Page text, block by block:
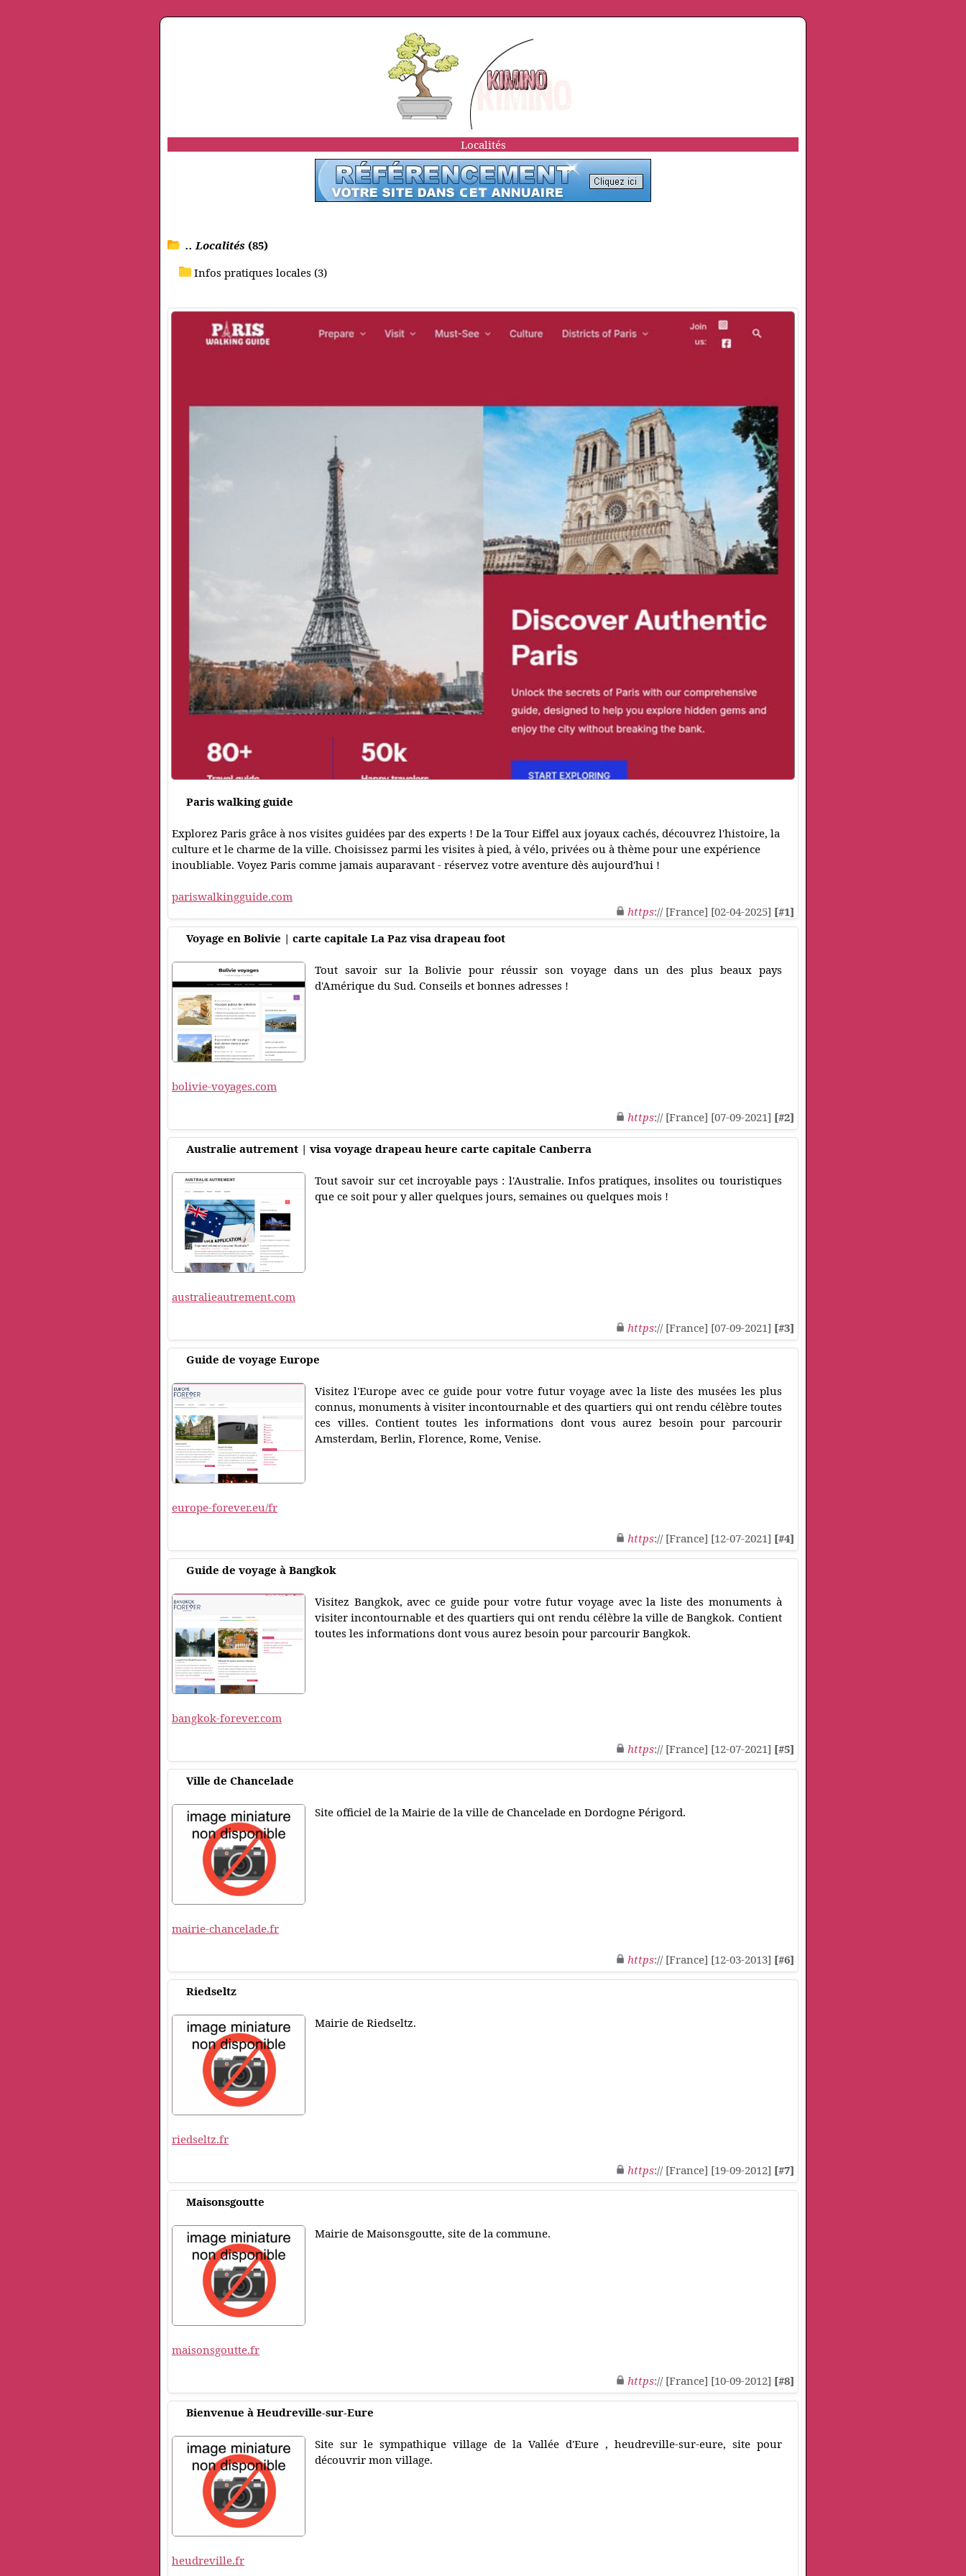
Localités
.. Localités (85)
Infos pratiques locales (3)
Paris walking guide
Explorez Paris grâce à nos visites guidées par des experts ! De la Tour Eiffel aux joyaux cachés, découvrez l'histoire, la
culture et le charme de la ville. Choisissez parmi les visites à pied, à vélo, privées ou à thème pour une expérience
inoubliable. Voyez Paris comme jamais auparavant - réservez votre aventure dès aujourd'hui !
pariswalkingguide.com
https:// [France] [02-04-2025] [#1]
Voyage en Bolivie | carte capitale La Paz visa drapeau foot
Tout savoir sur la Bolivie pour réussir son voyage dans un des plus beaux pays
d'Amérique du Sud. Conseils et bonnes adresses !
bolivie-voyages.com
https:// [France] [07-09-2021] [#2]
Australie autrement | visa voyage drapeau heure carte capitale Canberra
Tout savoir sur cet incroyable pays : l'Australie. Infos pratiques, insolites ou touristiques
que ce soit pour y aller quelques jours, semaines ou quelques mois !
australieautrement.com
https:// [France] [07-09-2021] [#3]
Guide de voyage Europe
Visitez l'Europe avec ce guide pour votre futur voyage avec la liste des musées les plus
connus, monuments à visiter incontournable et des quartiers qui ont rendu célèbre toutes
ces villes. Contient toutes les informations dont vous aurez besoin pour parcourir
Amsterdam, Berlin, Florence, Rome, Venise.
europe-forever.eu/fr
https:// [France] [12-07-2021] [#4]
Guide de voyage à Bangkok
Visitez Bangkok, avec ce guide pour votre futur voyage avec la liste des monuments à
visiter incontournable et des quartiers qui ont rendu célèbre la ville de Bangkok. Contient
toutes les informations dont vous aurez besoin pour parcourir Bangkok.
bangkok-forever.com
https:// [France] [12-07-2021] [#5]
Ville de Chancelade
Site officiel de la Mairie de la ville de Chancelade en Dordogne Périgord.
mairie-chancelade.fr
https:// [France] [12-03-2013] [#6]
Riedseltz
Mairie de Riedseltz.
riedseltz.fr
https:// [France] [19-09-2012] [#7]
Maisonsgoutte
Mairie de Maisonsgoutte, site de la commune.
maisonsgoutte.fr
https:// [France] [10-09-2012] [#8]
Bienvenue à Heudreville-sur-Eure
Site sur le sympathique village de la Vallée d'Eure , heudreville-sur-eure, site pour
découvrir mon village.
heudreville.fr